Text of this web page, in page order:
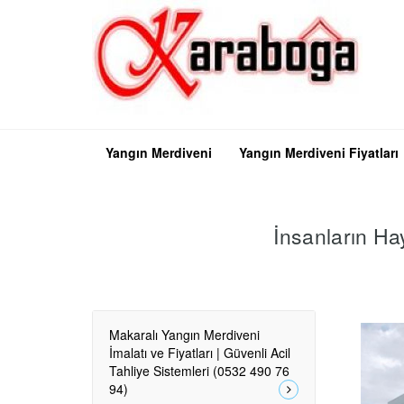
Yangın Merdiveni Yangın Merdiveni Fiyatları
İnsanların
Makaralı Yangın Merdiveni
İmalatı ve Fiyatları | Güvenli Acil
Tahliye Sistemleri (0532 490 76
94)